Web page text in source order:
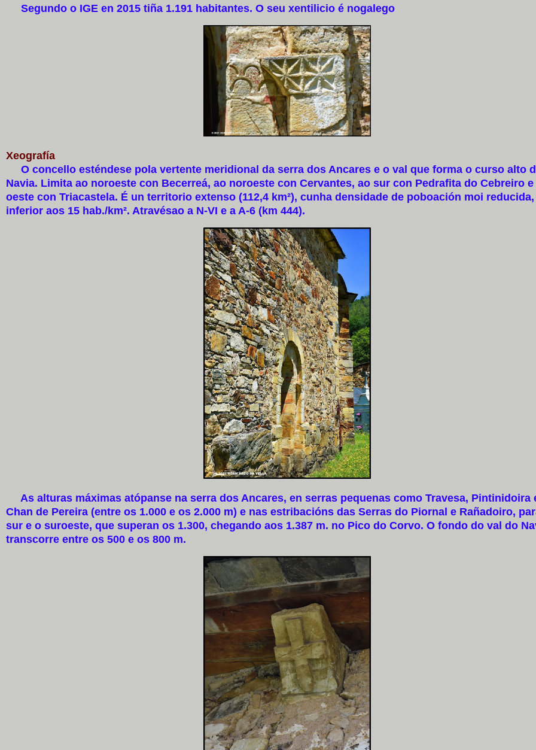
Segundo o IGE en 2015 tiña 1.191 habitantes. O seu xentilicio é nogalego
Xeografía
O concello esténdese pola vertente meridional da serra dos Ancares e o val que forma o curso alto
Navia. Limita ao noroeste con Becerreá, ao noroeste con Cervantes, ao sur con Pedrafita do Cebreiro e
oeste con Triacastela. É un territorio extenso (112,4 km²), cunha densidade de poboación moi reducida,
inferior aos 15 hab./km². Atravésao a N-VI e a A-6 (km 444).
As alturas máximas atópanse na serra dos Ancares, en serras pequenas como Travesa, Pintinidoira
Chan de Pereira (entre os 1.000 e os 2.000 m) e nas estribacións das Serras do Piornal e Rañadoiro,
sur e o suroeste, que superan os 1.300, chegando aos 1.387 m. no Pico do Corvo. O fondo do val do
transcorre entre os 500 e os 800 m.